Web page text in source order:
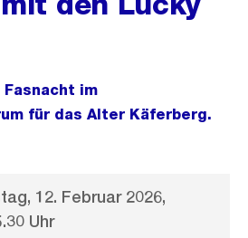
im
für das Alter Käferberg.
12. Februar 2026,
Uhr